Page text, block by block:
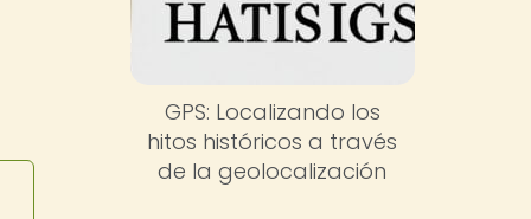
GPS: Localizando los
hitos históricos a través
de la geolocalización